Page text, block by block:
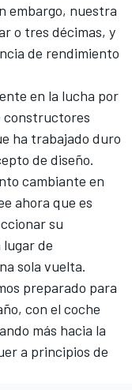
embargo, nuestra
o tres décimas, y
de rendimiento
en la lucha por
constructores
ha trabajado duro
de diseño.
cambiante en
ahora que es
su
de
sola vuelta.
preparado para
con el coche
más hacia la
a principios de